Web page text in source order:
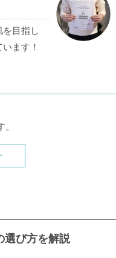
目指し
ます！
選び方を解説